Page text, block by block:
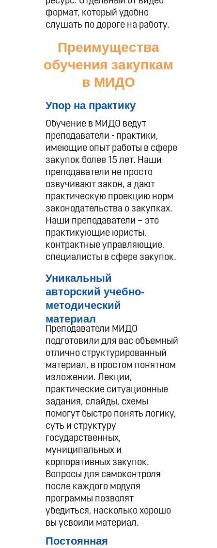
формат, который удобно
слушать по дороге на работу.
Преимущества
обучения закупкам
в МИДО
Упор на практику
Обучение в МИДО ведут
преподаватели - практики,
имеющие опыт работы в сфере
закупок более 15 лет. Наши
преподаватели не просто
озвучивают закон, а дают
практическую проекцию норм
законодательства о закупках.
Наши преподаватели – это
практикующие юристы,
контрактные управляющие,
специалисты в сфере закупок.
Уникальный
авторский учебно-
методический
материал
Преподаватели МИДО
подготовили для вас объемный
отлично структурированный
материал, в простом понятном
изложении. Лекции,
практические ситуационные
задания, слайды, схемы
помогут быстро понять логику,
суть и структуру
государственных,
муниципальных и
корпоративных закупок.
Вопросы для самоконтроля
после каждого модуля
программы позволят
убедиться, насколько хорошо
вы усвоили материал.
Постоянная